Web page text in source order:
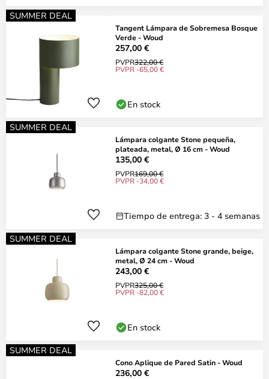
SUMMER DEAL
Tangent Lámpara de Sobremesa Bosque
Verde - Woud
257,00 €
PVPR322,00 €
PVPR -65,00 €
En stock
SUMMER DEAL
Lámpara colgante Stone pequeña,
plateada, metal, Ø 16 cm - Woud
135,00 €
PVPR169,00 €
PVPR -34,00 €
Tiempo de entrega: 3 - 4 semanas
SUMMER DEAL
Lámpara colgante Stone grande, beige,
metal, Ø 24 cm - Woud
243,00 €
PVPR325,00 €
PVPR -82,00 €
En stock
SUMMER DEAL
Cono Aplique de Pared Satin - Woud
236,00 €